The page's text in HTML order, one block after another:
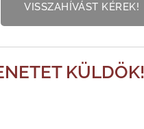
VISSZAHÍVÁST KÉREK!
KÜLDÖK!